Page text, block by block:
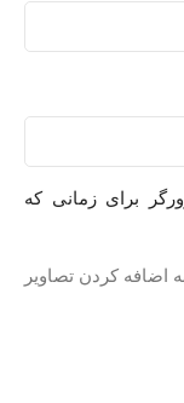
برای زمانی که
اضافه کردن تصاویر